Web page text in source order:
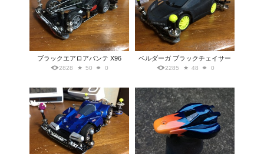
ブラックエアロアバンテ X96
2828 50 0
ベルダーガ ブラックチェイサー
2285 48 0